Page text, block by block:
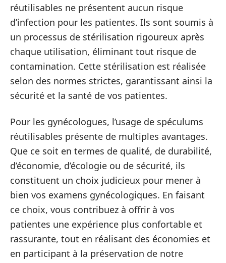
réutilisables ne présentent aucun risque
d’infection pour les patientes. Ils sont soumis à
un processus de stérilisation rigoureux après
chaque utilisation, éliminant tout risque de
contamination. Cette stérilisation est réalisée
selon des normes strictes, garantissant ainsi la
sécurité et la santé de vos patientes.
Pour les gynécologues, l’usage de spéculums
réutilisables présente de multiples avantages.
Que ce soit en termes de qualité, de durabilité,
d’économie, d’écologie ou de sécurité, ils
constituent un choix judicieux pour mener à
bien vos examens gynécologiques. En faisant
ce choix, vous contribuez à offrir à vos
patientes une expérience plus confortable et
rassurante, tout en réalisant des économies et
en participant à la préservation de notre